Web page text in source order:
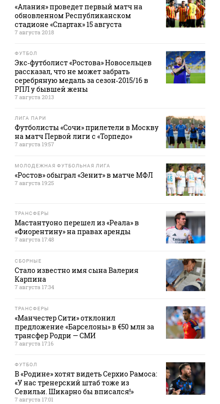
«Алания» проведет первый матч на
обновленном Республиканском
стадионе «Спартак» 15 августа
7 августа 20:18
ФУТБОЛ
Экс‑футболист «Ростова» Новосельцев
рассказал, что не может забрать
серебряную медаль за сезон‑2015/16 в
РПЛ у бывшей жены
7 августа 20:13
ЛИГА ПАРИ
Футболисты «Сочи» прилетели в Москву
на матч Первой лиги с «Торпедо»
7 августа 19:57
МОЛОДЕЖНАЯ ФУТБОЛЬНАЯ ЛИГА
«Ростов» обыграл «Зенит» в матче МФЛ
7 августа 19:25
ТРАНСФЕРЫ
Мастантуоно перешел из «Реала» в
«Фиорентину» на правах аренды
7 августа 17:48
СБОРНЫЕ
Стало известно имя сына Валерия
Карпина
7 августа 17:34
ТРАНСФЕРЫ
«Манчестер Сити» отклонил
предложение «Барселоны» в €50 млн за
трансфер Родри — СМИ
7 августа 17:16
ФУТБОЛ
В «Родине» хотят видеть Серхио Рамоса:
«У нас тренерский штаб тоже из
Севильи. Шикарно бы вписался!»
7 августа 17:01